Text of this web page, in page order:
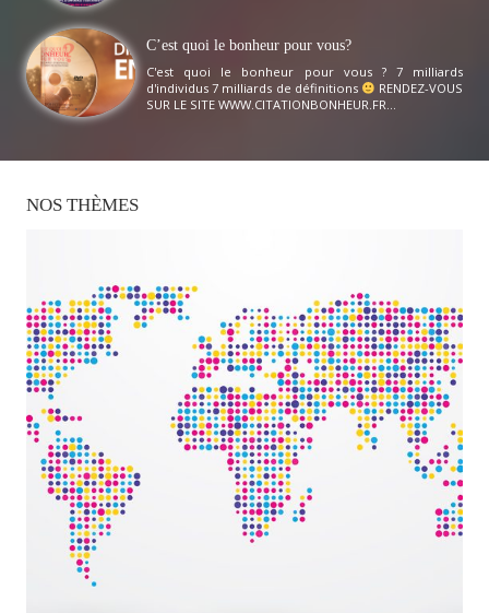
C’est quoi le bonheur pour vous?
C'est quoi le bonheur pour vous ? 7 milliards
d'individus 7 milliards de définitions
RENDEZ-VOUS
SUR LE SITE WWW.CITATIONBONHEUR.FR...
NOS THÈMES